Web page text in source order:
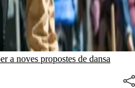
a noves propostes de dansa